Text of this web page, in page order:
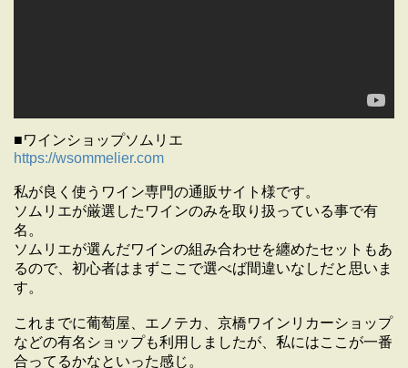
■ワインショップソムリエ
https://wsommelier.com
私が良く使うワイン専門の通販サイト様です。
ソムリエが厳選したワインのみを取り扱っている事で有
名。
ソムリエが選んだワインの組み合わせを纏めたセットもあ
るので、初心者はまずここで選べば間違いなしだと思いま
す。
これまでに葡萄屋、エノテカ、京橋ワインリカーショップ
などの有名ショップも利用しましたが、私にはここが一番
合ってるかなといった感じ。